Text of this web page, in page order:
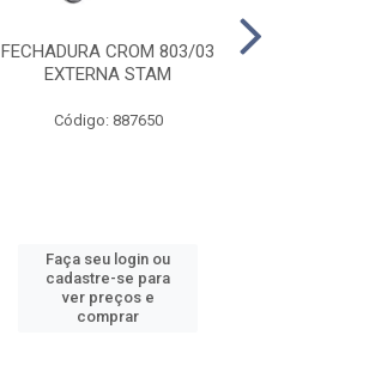
FECHADURA CROM 803/03
EXTERNA STAM
Código: 887650
Faça seu login ou
cadastre-se para
ver preços e
comprar